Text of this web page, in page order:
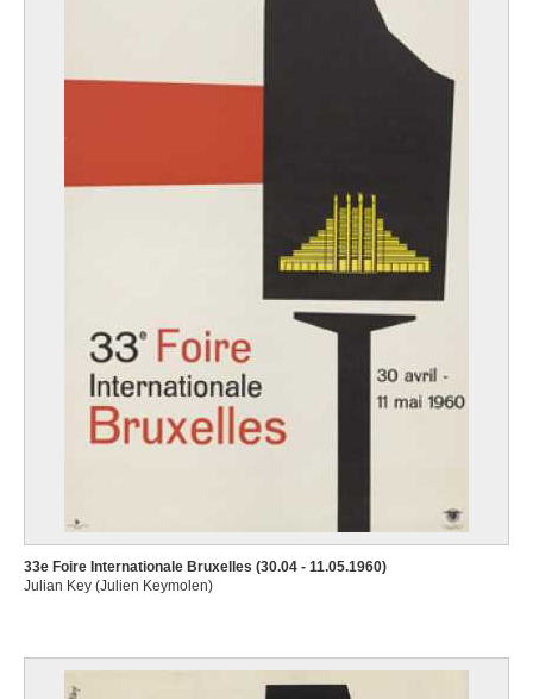
33e Foire Internationale Bruxelles (30.04 - 11.05.1960)
Julian Key (Julien Keymolen)